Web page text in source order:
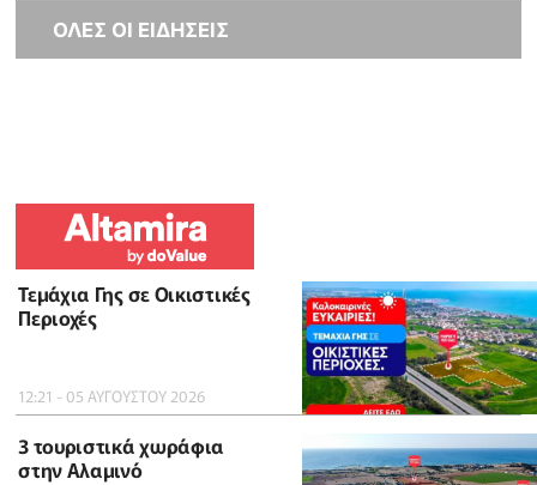
ΟΛΕΣ ΟΙ ΕΙΔΗΣΕΙΣ
Τεμάχια Γης σε Οικιστικές
Περιοχές
12:21 - 05 ΑΥΓΟΥΣΤΟΥ 2026
3 τουριστικά χωράφια
στην Αλαμινό